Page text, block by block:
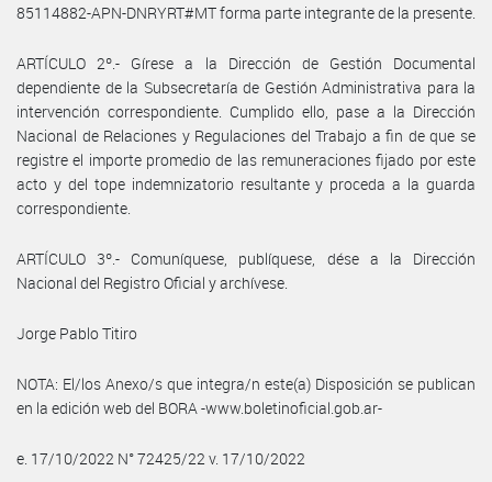
85114882-APN-DNRYRT#MT forma parte integrante de la presente.
ARTÍCULO 2º.- Gírese a la Dirección de Gestión Documental
dependiente de la Subsecretaría de Gestión Administrativa para la
intervención correspondiente. Cumplido ello, pase a la Dirección
Nacional de Relaciones y Regulaciones del Trabajo a fin de que se
registre el importe promedio de las remuneraciones fijado por este
acto y del tope indemnizatorio resultante y proceda a la guarda
correspondiente.
ARTÍCULO 3º.- Comuníquese, publíquese, dése a la Dirección
Nacional del Registro Oficial y archívese.
Jorge Pablo Titiro
NOTA: El/los Anexo/s que integra/n este(a) Disposición se publican
en la edición web del BORA -www.boletinoficial.gob.ar-
e. 17/10/2022 N° 72425/22 v. 17/10/2022